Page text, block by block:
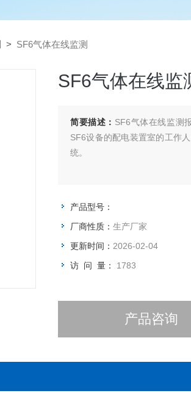
> SF6气体在线监测
SF6气体在线监
简要描述： SF6气体在线监测
SF6设备的配电装置室的工作
统。
产品型号：
厂商性质： 生产厂家
更新时间： 2026-02-04
访 问 量： 1783
产品咨询